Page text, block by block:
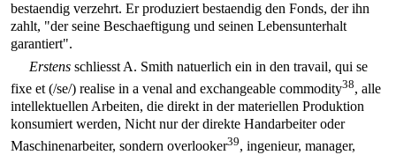
bestaendig verzehrt. Er produziert bestaendig den Fonds, der ihn
zahlt, "der seine Beschaeftigung und seinen Lebensunterhalt
garantiert".
Erstens schliesst A. Smith natuerlich ein in den travail, qui se
fixe et (/se/) realise in a venal and exchangeable commodity38, alle
intellektuellen Arbeiten, die direkt in der materiellen Produktion
konsumiert werden, Nicht nur der direkte Handarbeiter oder
Maschinenarbeiter, sondern overlooker39, ingenieur, manager,